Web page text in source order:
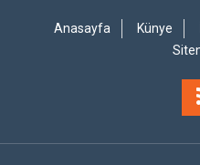
Anasayfa Künye